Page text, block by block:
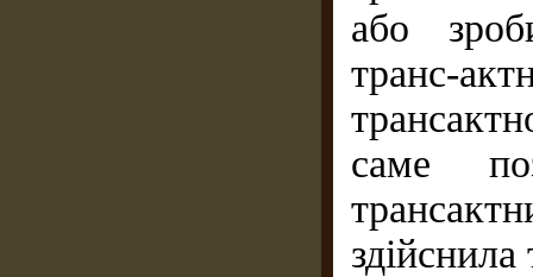
або
транс-
саме